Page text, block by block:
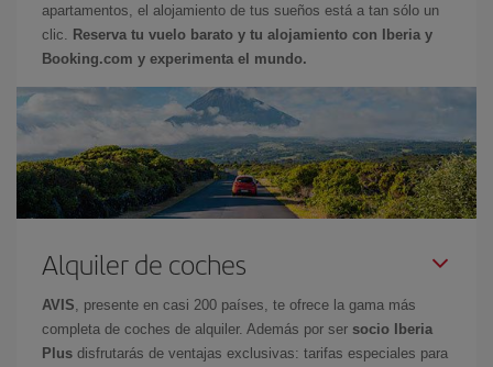
apartamentos, el alojamiento de tus sueños está a tan sólo un
clic.
Reserva tu vuelo barato y tu alojamiento con Iberia y
Booking.com y experimenta el mundo.
Alquiler de coches
AVIS , presente en casi 200 países, te ofrece la gama más
completa de coches de alquiler. Además por ser socio Iberia
Plus disfrutarás de ventajas exclusivas: tarifas especiales para